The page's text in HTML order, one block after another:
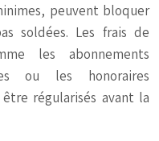
peuvent bloquer
soldées. Les frais de
les abonnements
ou les honoraires
régularisés avant la